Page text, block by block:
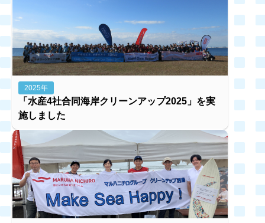
2025年
「水産4社合同海岸クリーンアップ2025」を実
施しました